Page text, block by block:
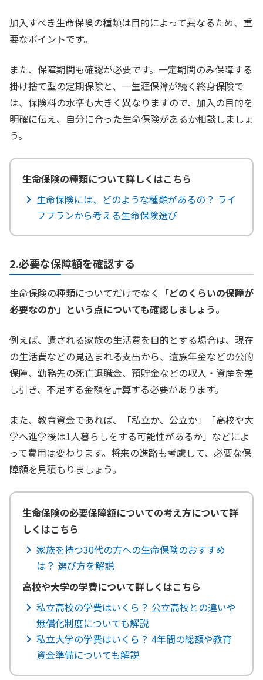
加入すべき生命保険の種類は目的によって異なるため、重
要なポイントです。
また、保障期間も確認が必要です。一定期間のみ保障する
掛け捨て型の定期保険と、一生涯保障が続く終身保険で
は、保険料の水準も大きく異なりますので、加入の目的を
明確に伝え、自分に合った生命保険があるか相談しましょ
う。
生命保険の種類について詳しくはこちら
生命保険には、どのような種類があるの？ ライ
フプランから考える生命保険選び
2.必要な保障額を確認する
生命保険の種類についてだけでなく 「どのくらいの保障が
必要なのか」という点についても確認しましょう。
例えば、遺される家族の生活費を目的とする場合は、現在
の生活費などの見込まれる支出から、遺族年金などの公的
保障、勤務先の死亡退職金、預貯金などの収入・資産を差
し引き、不足する金額を計算する必要があります。
また、教育資金であれば、「私立か、公立か」「高校や大
学へ進学後は1人暮らしをする可能性があるか」などによ
って費用は変わります。将来の進路も考慮して、必要な保
障額を見積もりましょう。
生命保険の必要保障額についての考え方について詳
しくはこちら
家族を持つ30代の方への生命保険のおすすめ
は？ 選び方を解説
高校や大学の学費について詳しくはこちら
私立高校の学費はいくら？ 公立高校との違いや
無償化制度についても解説
私立大学の学費はいくら？ 4年間の総額や教育
資金準備についても解説